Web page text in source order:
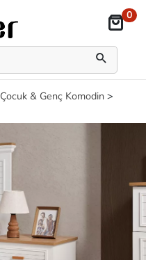
0
Çocuk & Genç Komodin >